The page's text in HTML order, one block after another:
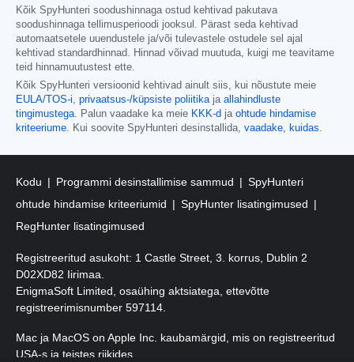
Kõik SpyHunteri soodushinnaga ostud kehtivad pakutava
soodushinnaga tellimusperioodi jooksul. Pärast seda kehtivad
automaatsetele uuendustele ja/või tulevastele ostudele sel ajal
kehtivad standardhinnad. Hinnad võivad muutuda, kuigi me teavitame
teid hinnamuutustest ette.
Kõik SpyHunteri versioonid kehtivad ainult siis, kui nõustute meie
EULA/TOS-i
privaatsus-/küpsiste poliitika ja allahindluste
tingimustega . Palun vaadake ka meie KKK-d ja ohtude hindamise
kriteeriume . Kui soovite SpyHunteri desinstallida, vaadake, kuidas
Kodu Programmi desinstallimise sammud
SpyHunteri
ohtude hindamise kriteeriumid
SpyHunter lisatingimused
RegHunter lisatingimused
Registreeritud asukoht: 1 Castle Street, 3. korrus, Dublin 2
D02XD82 Iirimaa.
EnigmaSoft Limited, osaühing aktsiatega, ettevõtte
registreerimisnumber 597114.
Mac ja MacOS on Apple Inc. kaubamärgid, mis on registreeritud
USA-s ja teistes riikides.